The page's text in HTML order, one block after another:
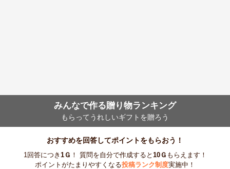
みんなで作る贈り物ランキング
もらってうれしいギフトを贈ろう
おすすめを回答してポイントをもらおう！
1回答につき 1Ｇ ！ 質問を自分で作成すると 10Ｇ もらえます！
ポイントがたまりやすくなる投稿ランク制度実施中！